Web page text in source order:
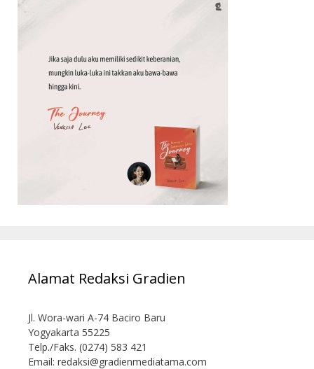
Alamat Redaksi Gradien
Jl. Wora-wari A-74 Baciro Baru
Yogyakarta 55225
Telp./Faks. (0274) 583 421
Email: redaksi@gradienmediatama.com